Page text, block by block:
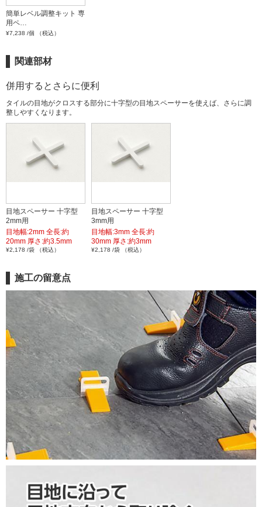
簡単レベル調整キット 専
用ペ…
¥7,238 /個 （税込）
関連部材
併用するとさらに便利
タイルの目地がクロスする部分に十字型の目地スペーサーを使えば、さらに調
整しやすくなります。
目地スペーサー 十字型
2mm用
目地幅:2mm 全長:約
20mm 厚さ:約3.5mm
¥2,178 /袋 （税込）
目地スペーサー 十字型
3mm用
目地幅:3mm 全長:約
30mm 厚さ:約3mm
¥2,178 /袋 （税込）
施工の留意点